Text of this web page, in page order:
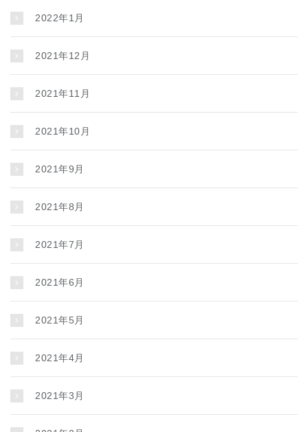
2022年1月
2021年12月
2021年11月
2021年10月
2021年9月
2021年8月
2021年7月
2021年6月
2021年5月
2021年4月
2021年3月